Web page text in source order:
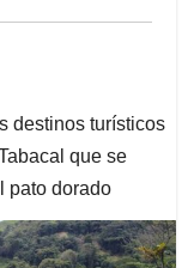
destinos turísticos
que se
pato dorado